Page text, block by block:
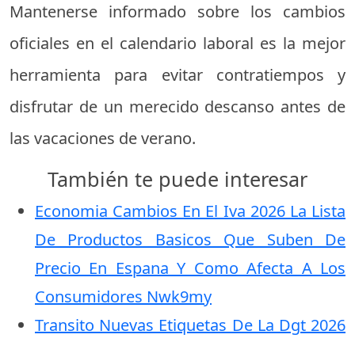
Mantenerse informado sobre los cambios
oficiales en el calendario laboral es la mejor
herramienta para evitar contratiempos y
disfrutar de un merecido descanso antes de
las vacaciones de verano.
También te puede interesar
Economia Cambios En El Iva 2026 La Lista
De Productos Basicos Que Suben De
Precio En Espana Y Como Afecta A Los
Consumidores Nwk9my
Transito Nuevas Etiquetas De La Dgt 2026